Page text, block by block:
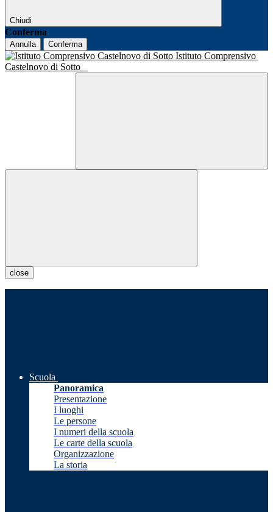
Chiudi
Conferma
Annulla Conferma
Istituto Comprensivo
Castelnovo di Sotto
close
Scuola
Panoramica
Presentazione
I luoghi
Le persone
I numeri della scuola
Le carte della scuola
Organizzazione
La storia